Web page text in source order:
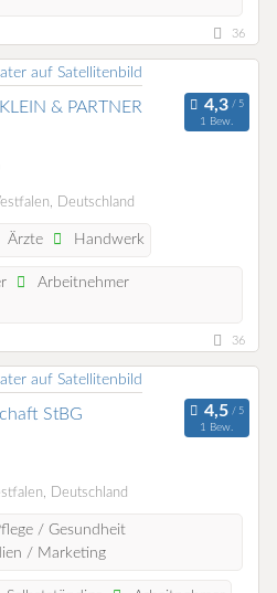
36
& PARTNER
1 Bew.
Deutschland
Ärzte Handwerk
Arbeitnehmer
36
StBG
1 Bew.
Deutschland
/ Gesundheit
/ Marketing